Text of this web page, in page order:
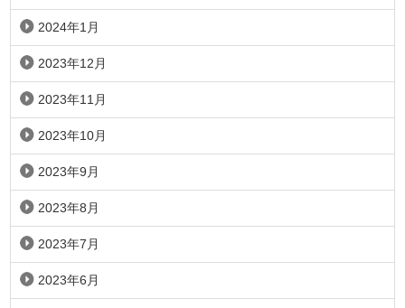
2024年1月
2023年12月
2023年11月
2023年10月
2023年9月
2023年8月
2023年7月
2023年6月